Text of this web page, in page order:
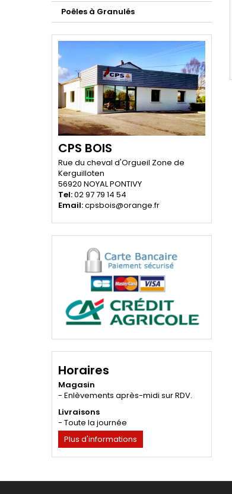
Poêles à Granulés
CPS BOIS
Rue du cheval d'Orgueil Zone de
Kerguilloten
56920 NOYAL PONTIVY
Tel:02 97 79 14 54
Email:cpsbois@orange.fr
Horaires
Magasin
- Enlèvements après-midi sur RDV.
Livraisons
- Toute la journée
Plus d'informations